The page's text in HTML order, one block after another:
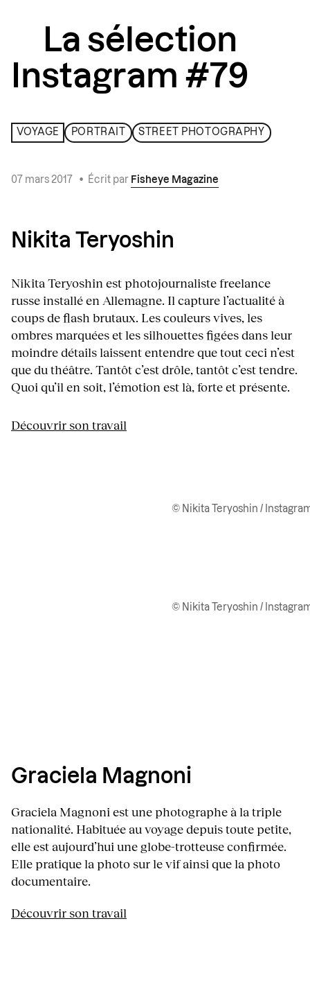
La sélection
Instagram #79
VOYAGE PORTRAIT STREET PHOTOGRAPHY
07 mars 2017 • Écrit par Fisheye Magazine
Nikita Teryoshin
Nikita Teryoshin est photojournaliste freelance
russe installé en Allemagne. Il capture l’actualité à
coups de flash brutaux. Les couleurs vives, les
ombres marquées et les silhouettes figées dans leur
moindre détails laissent entendre que tout ceci n’est
que du théâtre. Tantôt c’est drôle, tantôt c’est tendre.
Quoi qu’il en soit, l’émotion est là, forte et présente.
Découvrir son travail
© Nikita Teryoshin /
© Nikita Teryoshin /
Graciela Magnoni
Graciela Magnoni est une photographe à la triple
nationalité. Habituée au voyage depuis toute petite,
elle est aujourd’hui une globe-trotteuse confirmée.
Elle pratique la photo sur le vif ainsi que la photo
documentaire.
Découvrir son travail